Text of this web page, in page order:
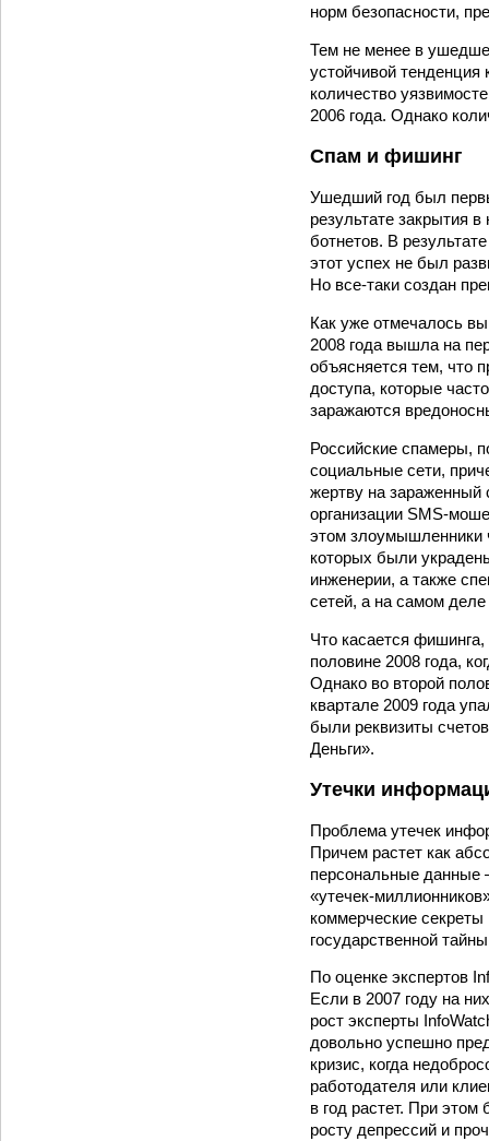
норм безопасности,
Тем не менее в
устойчивой
количество
2006 года. Однако
Спам и фишинг
Ушедший год был
результате закрытия
ботнетов. В
этот успех не был
Но все‑таки создан
Как уже отмечалось
2008 года вышла на
объясняется тем, что
доступа, которые
заражаются
Российские спамеры,
социальные сети,
жертву на зараженный
организации SMS-
этом злоумышленники
которых были
инженерии, а также
сетей, а на самом
Что касается
половине 2008 года,
Однако во второй
квартале 2009 года
были реквизиты
Деньги».
Утечки
Проблема утечек
Причем растет как
персональные данные
«утечек-
коммерческие
государственной
По оценке экспертов
Если в 2007 году на
рост эксперты
довольно успешно
кризис, когда
работодателя или
в год растет. При этом
росту депрессий и